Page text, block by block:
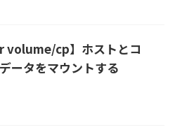
volume/cp】ホストとコ
ータをマウントする